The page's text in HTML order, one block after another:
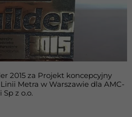
2015 za Projekt koncepcyjny
Metra w Warszawie dla AMC-
Sp z o.o.